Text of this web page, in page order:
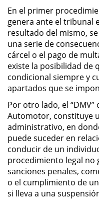
Asalto y
En el primer
genera ante el tribunal
resultado del mismo,
una serie de
cárcel o el pago de
existe la posibilidad de
condicional siempre y
apartados que se
Por otro lado, el
Automotor, constituye
administrativo, en
puede suceder en
conducir de un
procedimiento legal no
sanciones penales,
o el cumplimiento de
si lleva a una